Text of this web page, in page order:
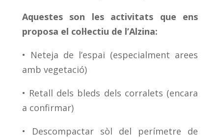
Aquestes son les activitats que ens
proposa el col·lectiu de l’Alzina:
• Neteja de l’espai (especialment arees
amb vegetació)
• Retall dels bleds dels corralets (encara
a confirmar)
• Descompactar sòl del perímetre de